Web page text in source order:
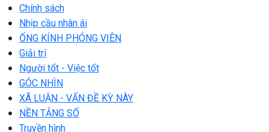
Chính sách
Nhịp cầu nhân ái
ỐNG KÍNH PHÓNG VIÊN
Giải trí
Người tốt - Việc tốt
GÓC NHÌN
XÃ LUẬN - VẤN ĐỀ KỲ NÀY
NỀN TẢNG SỐ
Truyền hình